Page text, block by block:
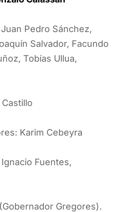
Pedro Sánchez,
Salvador, Facundo
Tobías Ullua,
Karim Cebeyra
Fuentes,
Gregores).